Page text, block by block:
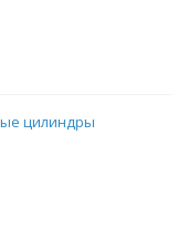
цилиндры